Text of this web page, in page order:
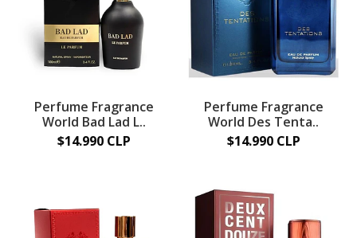
Perfume Fragrance
World Bad Lad L..
$14.990 CLP
Perfume Fragrance
World Des Tenta..
$14.990 CLP